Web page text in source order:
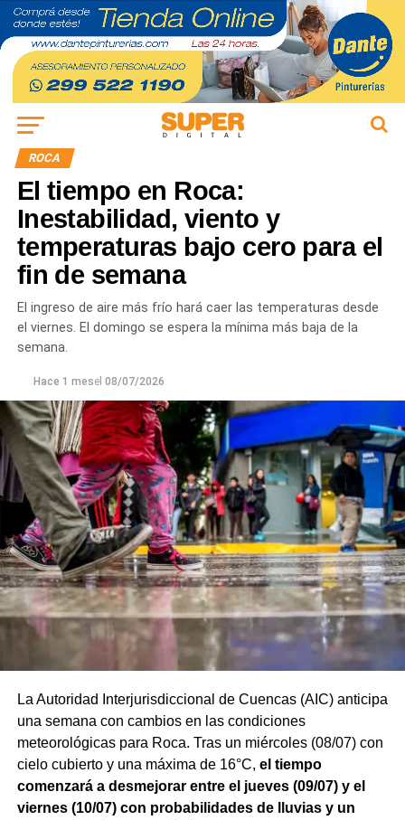
ROCA
El tiempo en Roca:
Inestabilidad, viento y
temperaturas bajo cero para el
fin de semana
El ingreso de aire más frío hará caer las temperaturas desde
el viernes. El domingo se espera la mínima más baja de la
semana.
Hace 1 mesel 08/07/2026
La Autoridad Interjurisdiccional de Cuencas (AIC) anticipa
una semana con cambios en las condiciones
meteorológicas para Roca. Tras un miércoles (08/07) con
cielo cubierto y una máxima de 16°C, el tiempo
comenzará a desmejorar entre el jueves (09/07) y el
viernes (10/07) con probabilidades de lluvias y un